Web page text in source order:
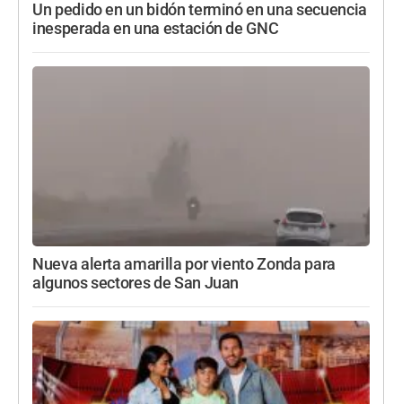
Un pedido en un bidón terminó en una secuencia
inesperada en una estación de GNC
Nueva alerta amarilla por viento Zonda para
algunos sectores de San Juan